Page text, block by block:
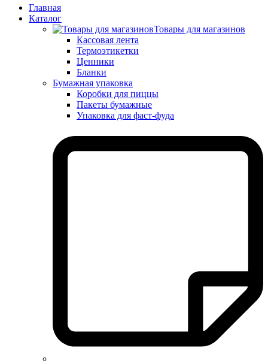
Главная
Каталог
Товары для магазинов
Кассовая лента
Термоэтикетки
Ценники
Бланки
Бумажная упаковка
Коробки для пиццы
Пакеты бумажные
Упаковка для фаст-фуда